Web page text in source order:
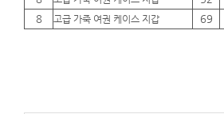
8
고급 가죽 여권 케이스 지갑 69